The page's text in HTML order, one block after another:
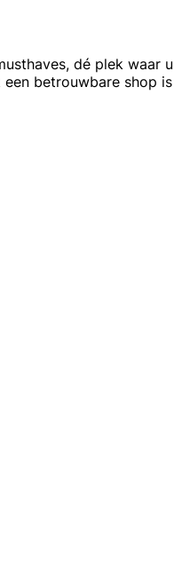
dé plek
betrouwbare shop